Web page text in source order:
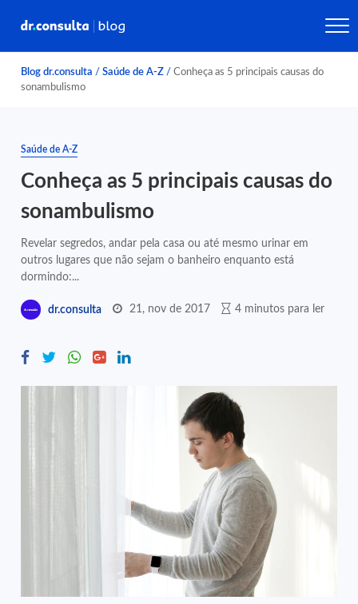
Blog dr.consulta / Saúde de A-Z / Conheça as 5 principais causas do
sonambulismo
Saúde de A-Z
Conheça as 5 principais causas do
sonambulismo
Revelar segredos, andar pela casa ou até mesmo urinar em
outros lugares que não sejam o banheiro enquanto está
dormindo:...
dr.consulta 21, nov de 2017 4 minutos para ler